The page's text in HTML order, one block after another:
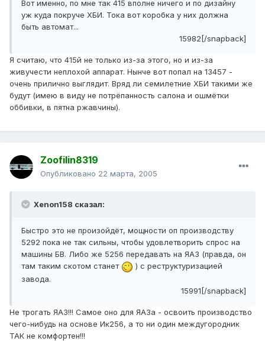
Вот именно, по мне так 415 вполне ничего и по дизайну
уж куда покруче ХБИ. Тока вот коробка у них должна
быть автомат...
15982[/snapback]
Я считаю, что 415й не только из-за этого, но и из-за
живучести неплохой аппарат. Нынче вот попал на 13457 -
очень прилично выглядит. Вряд ли семилетние ХБИ такими же
будут (имею в виду не потрёпанность салона и ошмётки
оббивки, в пятна ржавчины).
Zoofilin8319
Опубликовано 22 марта, 2005
Xenon158 сказал:
Быстро это не произойдёт, мощности оп производству
5292 пока не так сильны, чтобы удовлетворить спрос на
машины БВ. Либо же 5256 передавать на ЯАЗ (правда, он
там таким скотом станет
) с реструктуризацией
завода.
15991[/snapback]
Не трогать ЯАЗ!!! Самое оно для ЯАЗа - освоить производство
чего-нибудь на основе Ик256, а то ни один междугородник
ТАК не комфортен!!!